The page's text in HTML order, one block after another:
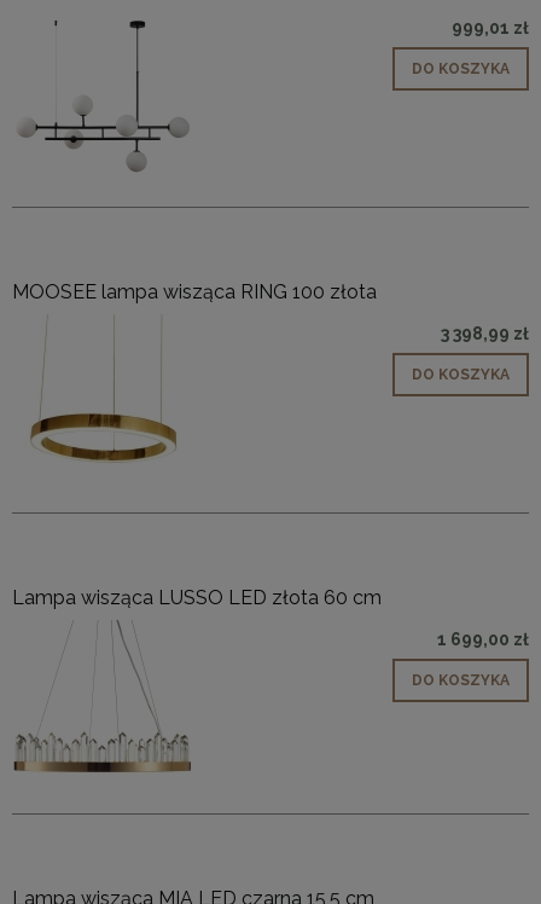
999,01 zł
DO KOSZYKA
MOOSEE lampa wisząca RING 100 złota
3 398,99 zł
DO KOSZYKA
Lampa wisząca LUSSO LED złota 60 cm
1 699,00 zł
DO KOSZYKA
Lampa wisząca MIA LED czarna 15,5 cm